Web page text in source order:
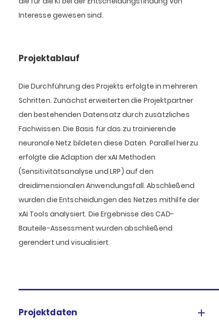
Interesse gewesen sind.
Projektablauf
Die Durchführung des Projekts erfolgte in mehreren
Schritten. Zunächst erweiterten die Projektpartner
den bestehenden Datensatz durch zusätzliches
Fachwissen. Die Basis für das zu trainierende
neuronale Netz bildeten diese Daten. Parallel hierzu
erfolgte die Adaption der xAI Methoden
(Sensitivitätsanalyse und LRP) auf den
dreidimensionalen Anwendungsfall. Abschließend
wurden die Entscheidungen des Netzes mithilfe der
xAI Tools analysiert. Die Ergebnisse des CAD-
Bauteile-Assessment wurden abschließend
gerendert und visualisiert.
Projektdaten